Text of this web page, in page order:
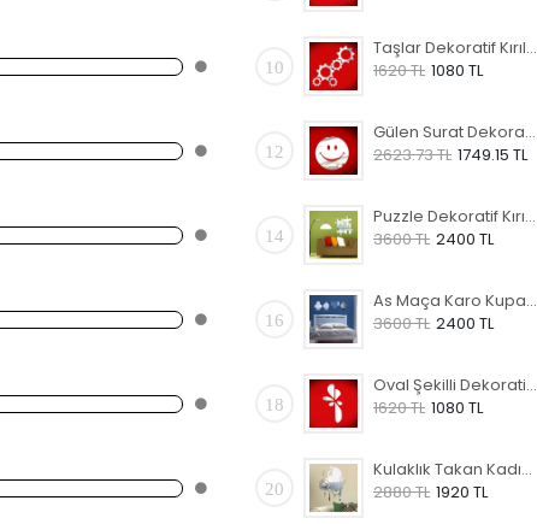
10
Taşlar Dekoratif Kırılmaz Ayna
1620 TL 1080 TL
12
Gülen Surat Dekoratif Kırılmaz Ayna
2623.73 TL 1749.15 TL
14
Puzzle Dekoratif Kırılmaz Ayna
3600 TL 2400 TL
16
As Maça Karo Kupa Şekilli Dekoratif Kırılmaz Ayna
3600 TL 2400 TL
18
Oval Şekilli Dekoratif Kırılmaz Ayna
1620 TL 1080 TL
20
Kulaklık Takan Kadın Dekoratif Kırılmaz Ayna
2880 TL 1920 TL